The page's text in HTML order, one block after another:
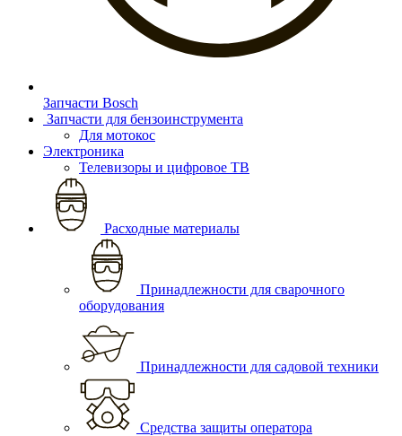
Запчасти Bosch
Запчасти для бензоинструмента
Для мотокос
Электроника
Телевизоры и цифровое ТВ
Расходные материалы
Принадлежности для сварочного
оборудования
Принадлежности для садовой техники
Средства защиты оператора